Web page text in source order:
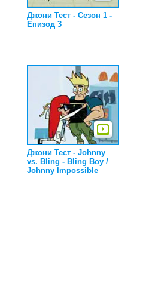
Джони Тест - Сезон 1 -
Епизод 3
Джони Тест - Johnny
vs. Bling - Bling Boy /
Johnny Impossible